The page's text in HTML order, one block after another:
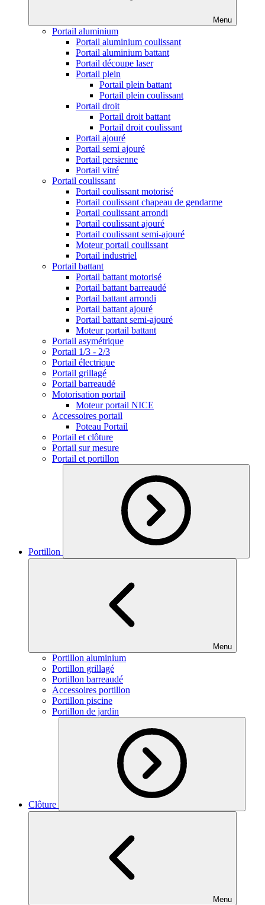
Menu
Portail aluminium
Portail aluminium coulissant
Portail aluminium battant
Portail découpe laser
Portail plein
Portail plein battant
Portail plein coulissant
Portail droit
Portail droit battant
Portail droit coulissant
Portail ajouré
Portail semi ajouré
Portail persienne
Portail vitré
Portail coulissant
Portail coulissant motorisé
Portail coulissant chapeau de gendarme
Portail coulissant arrondi
Portail coulissant ajouré
Portail coulissant semi-ajouré
Moteur portail coulissant
Portail industriel
Portail battant
Portail battant motorisé
Portail battant barreaudé
Portail battant arrondi
Portail battant ajouré
Portail battant semi-ajouré
Moteur portail battant
Portail asymétrique
Portail 1/3 - 2/3
Portail électrique
Portail grillagé
Portail barreaudé
Motorisation portail
Moteur portail NICE
Accessoires portail
Poteau Portail
Portail et clôture
Portail sur mesure
Portail et portillon
Portillon
Menu
Portillon aluminium
Portillon grillagé
Portillon barreaudé
Accessoires portillon
Portillon piscine
Portillon de jardin
Clôture
Menu